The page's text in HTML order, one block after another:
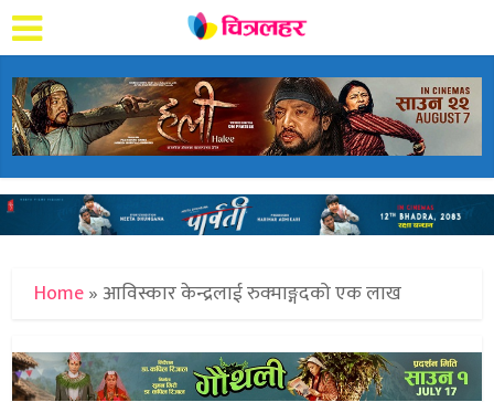
Home»आविस्कार केन्द्रलाई रुक्माङ्गदको एक लाख